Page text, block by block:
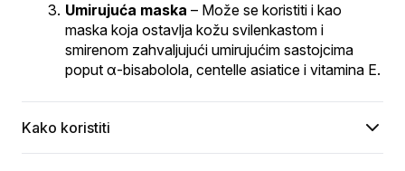
Umirujuća maska – Može se koristiti i kao
maska koja ostavlja kožu svilenkastom i
smirenom zahvaljujući umirujućim sastojcima
poput α-bisabolola, centelle asiatice i vitamina E.
Kako koristiti